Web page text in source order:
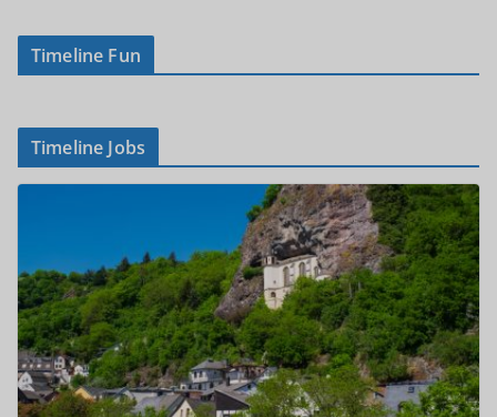
Timeline Fun
Timeline Jobs